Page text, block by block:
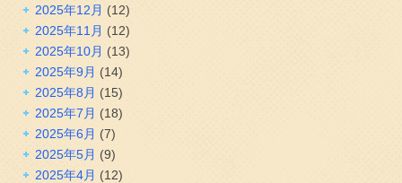
2025年12月 (12)
2025年11月 (12)
2025年10月 (13)
2025年9月 (14)
2025年8月 (15)
2025年7月 (18)
2025年6月 (7)
2025年5月 (9)
2025年4月 (12)